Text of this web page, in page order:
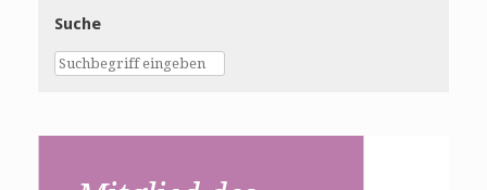
Suche